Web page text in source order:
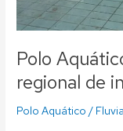
Polo
regional de
Polo Aquático /